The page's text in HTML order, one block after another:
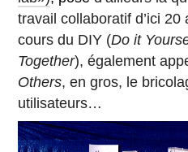
travail collaboratif d’ici
cours du DIY (Do it
Together), également
Others, en gros, le
utilisateurs…